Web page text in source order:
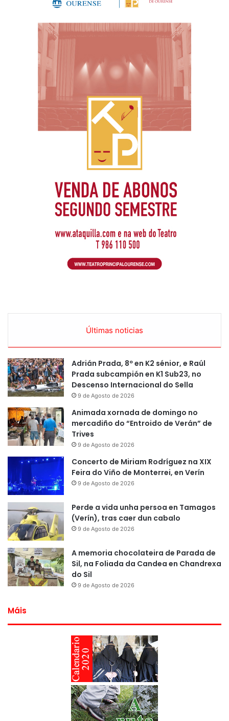
Últimas noticias
Adrián Prada, 8º en K2 sénior, e Raúl
Prada subcampión en K1 Sub23, no
Descenso Internacional do Sella
9 de Agosto de 2026
Animada xornada de domingo no
mercadiño do “Entroido de Verán” de
Trives
9 de Agosto de 2026
Concerto de Miriam Rodríguez na XIX
Feira do Viño de Monterrei, en Verín
9 de Agosto de 2026
Perde a vida unha persoa en Tamagos
(Verín), tras caer dun cabalo
9 de Agosto de 2026
A memoria chocolateira de Parada de
Sil, na Foliada da Candea en Chandrexa
do Sil
9 de Agosto de 2026
Máis